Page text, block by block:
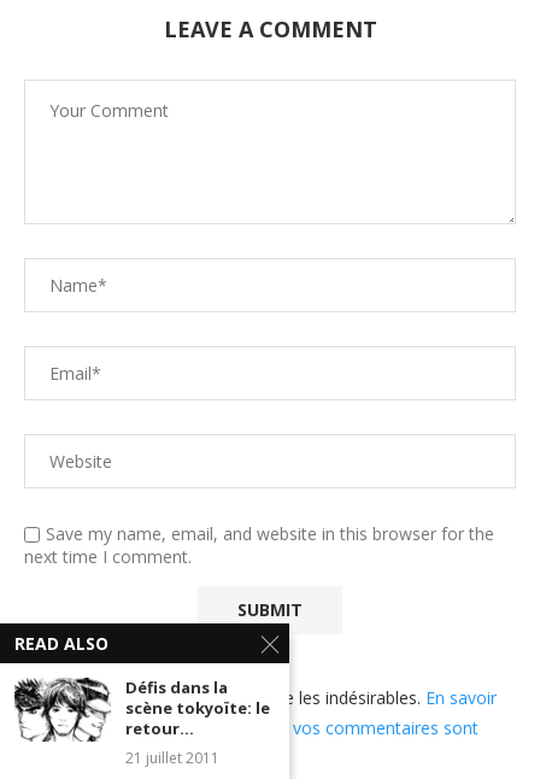
LEAVE A COMMENT
Save my name, email, and website in this browser for the
next time I comment.
Ce site utilise Akismet pour réduire les indésirables. En savoir
plus sur comment les données de vos commentaires sont
READ ALSO
Défis dans la
scène tokyoïte: le
retour...
21 juillet 2011